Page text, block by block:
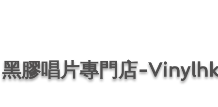
黑膠唱片專門店-